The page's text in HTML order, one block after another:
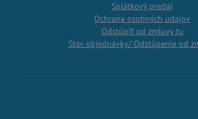
Splátkový predaj
Ochrana osobných údajov
Odstúpiť od zmluvy tu
Stav objednávky/ Odstúpenie od